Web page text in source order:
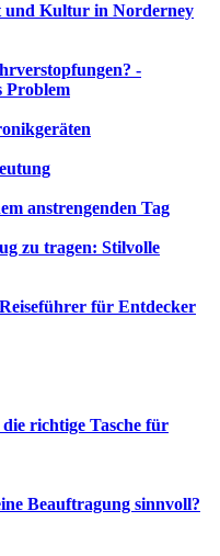
und Kultur in Norderney
-
Problem
anstrengenden Tag
zu tragen: Stilvolle
für Entdecker
richtige Tasche für
Beauftragung sinnvoll?